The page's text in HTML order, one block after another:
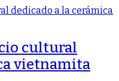
cultural
vietnamita